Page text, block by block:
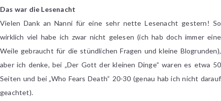
Das war die Lesenacht
Vielen Dank an Nanni für eine sehr nette Lesenacht gestern! So
wirklich viel habe ich zwar nicht gelesen (ich hab doch immer eine
Weile gebraucht für die stündlichen Fragen und kleine Blogrunden),
aber ich denke, bei „Der Gott der kleinen Dinge“ waren es etwa 50
Seiten und bei „Who Fears Death“ 20-30 (genau hab ich nicht darauf
geachtet).